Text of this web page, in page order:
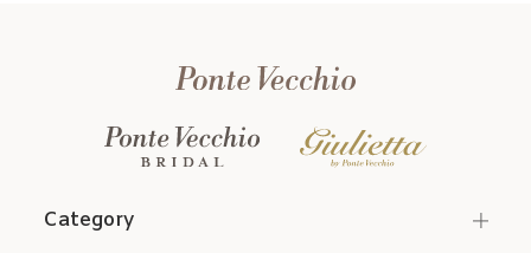
Category